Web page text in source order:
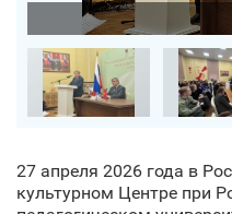
27 апреля 2026 года в
культурном Центре при